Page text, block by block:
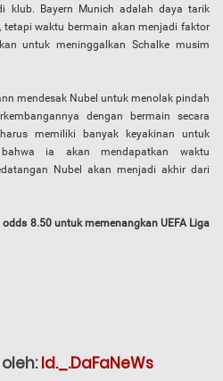
klub. Bayern Munich adalah daya tarik
waktu bermain akan menjadi faktor
untuk meninggalkan Schalke musim
mendesak Nubel untuk menolak pindah
dengan bermain secara
memiliki banyak keyakinan untuk
ia akan mendapatkan waktu
Nubel akan menjadi akhir dari
8.50 untuk memenangkan UEFA Liga
Id._.DaFaNeWs